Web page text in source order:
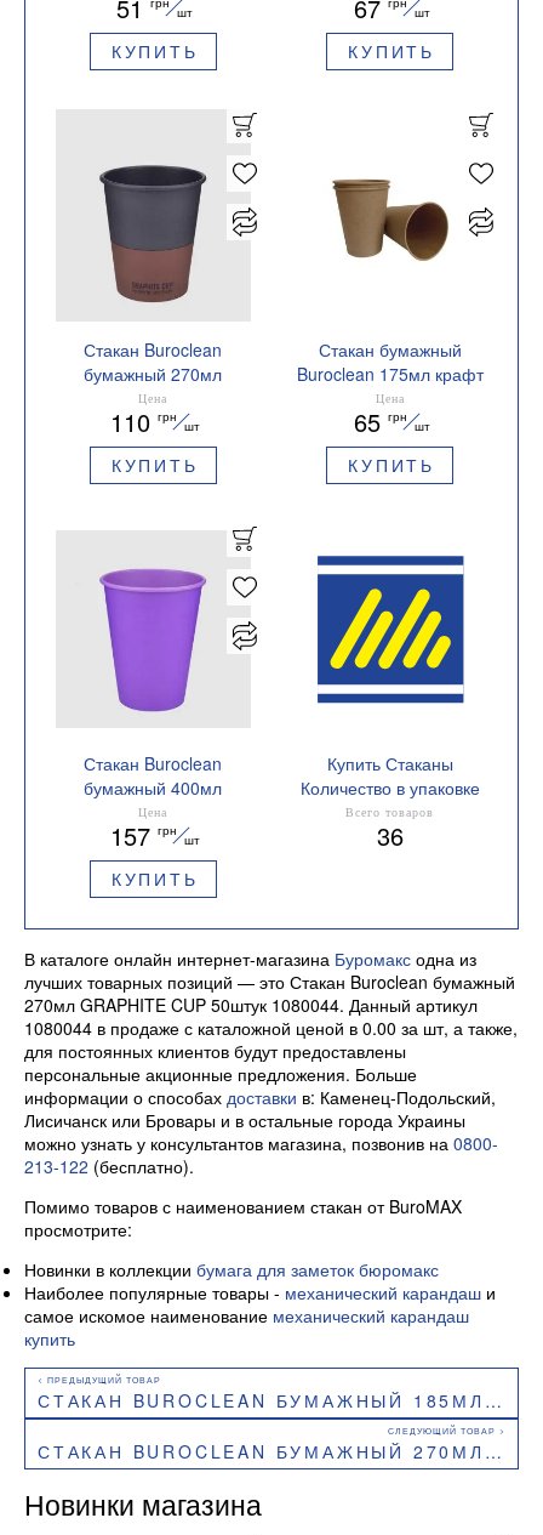
51 шт
КУПИТЬ
90мм черная 50шт/уп
10800603
67 шт
КУПИТЬ
Стакан Buroclean
бумажный 270мл
GRAPHITE CUP 50штук
1080044
Цена
110 грн
шт
КУПИТЬ
Стакан бумажный
Buroclean 175мл крафт
50шт/уп BUROCLEAN
1080035
Цена
65 грн
шт
КУПИТЬ
Стакан Buroclean
бумажный 400мл
LAVANDA CUP 50штук
1080053
Цена
157 грн
шт
КУПИТЬ
Купить Стаканы
Количество в упаковке
50 шт.
Всего товаров
36
В каталоге онлайн интернет-магазина Буромакс одна из
лучших товарных позиций — это Стакан Buroclean бумажный
270мл GRAPHITE CUP 50штук 1080044. Данный артикул
1080044 в продаже с каталожной ценой в 0.00 за шт, а также,
для постоянных клиентов будут предоставлены
персональные акционные предложения. Больше
информации о способах доставки в: Каменец-Подольский,
Лисичанск или Бровары и в остальные города Украины
можно узнать у консультантов магазина, позвонив на 0800-
213-122 (бесплатно).
Помимо товаров с наименованием стакан от BuroMAX
просмотрите:
Новинки в коллекции бумага для заметок бюромакс
Наиболее популярные товары - механический карандаш и
самое искомое наименование механический карандаш
купить
СТАКАН BUROCLEAN БУМАЖНЫЙ 185МЛ LAVANDA CUP 50ШТУК 1080050
СТАКАН BUROCLEAN БУМАЖНЫЙ 270МЛ JUST DRINK 50ШТУК 1080059
Новинки магазина